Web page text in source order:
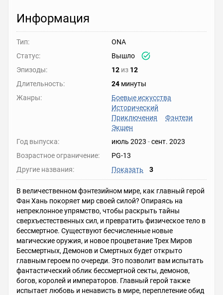
Информация
Тип:
ONA
Статус:
Вышло
Эпизоды:
12 из 12
Длительность:
24 минуты
Жанры:
Боевые искусства
Исторический
Приключения
Фэнтези
Экшен
Год выпуска:
июль 2023 -сент. 2023
Возрастное ограничение:
PG-13
Другие названия:
Показать 3
В величественном фэнтезийном мире, как главный герой
Фан Хань покоряет мир своей силой? Опираясь на
непреклонное упрямство, чтобы раскрыть тайны
сверхъестественных сил, и превратить физическое тело в
бессмертное. Существуют бесчисленные новые
магические оружия, и новое процветание Трех Миров
Бессмертных, Демонов и Смертных будет открыто
главным героем по очереди. Это позволит вам испытать
фантастический облик бессмертной секты, демонов,
богов, королей и императоров. Главный герой также
испытает любовь и ненависть в мире, переплетение обид